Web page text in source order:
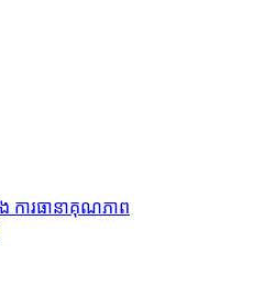
ការធានាគុណភាព